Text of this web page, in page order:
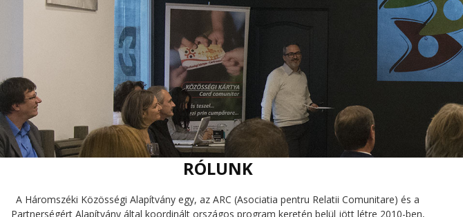
RÓLUNK
A Háromszéki Közösségi Alapítvány egy, az ARC (Asociatia pentru Relatii Comunitare) és a
Partnerségért Alapítvány által koordinált országos program keretén belül jött létre 2010-ben,